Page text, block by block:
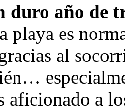
duro año de
playa es
al
aficionado a